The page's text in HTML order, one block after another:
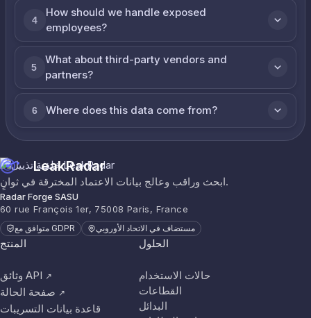
4
How should we handle exposed
employees?
5
What about third-party vendors and
partners?
6 Where does this data come from?
LeakRadar
ابحث وراقب وعالج بيانات الاعتماد المخترقة في ثوانٍ.
Radar Forge SASU
60 rue François 1er, 75008 Paris, France
متوافق مع GDPR مستضاف في الاتحاد الأوروبي
المنتج
وثائق API ↗
صفحة الحالة ↗
قاعدة بيانات التسريبات
الحلول
حالات الاستخدام
القطاعات
البدائل